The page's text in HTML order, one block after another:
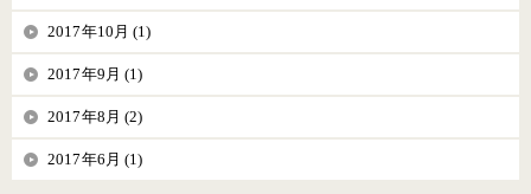
2017年10月 (1)
2017年9月 (1)
2017年8月 (2)
2017年6月 (1)